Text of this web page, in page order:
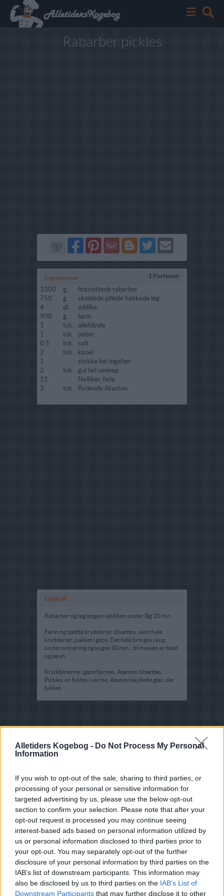
Alletiders Kogebog - Do Not Process My Personal
Information
If you wish to opt-out of the sale, sharing to third parties, or
processing of your personal or sensitive information for
targeted advertising by us, please use the below opt-out
section to confirm your selection. Please note that after your
opt-out request is processed you may continue seeing
interest-based ads based on personal information utilized by
us or personal information disclosed to third parties prior to
your opt-out. You may separately opt-out of the further
disclosure of your personal information by third parties on the
IAB’s list of downstream participants. This information may
also be disclosed by us to third parties on the IAB’s List of
Downstream Participants that may further disclose it to other
Rabarber pickles
Del
på
Facebook
Del
på
Pinterest
Send
via
GMail
Del
på
Blogger
Del
på
Twitter
Send
Ingredienser 1 Portioner
1000 g.
fintsnittede rabarber
750
g.
skoldede pillede hakkede løg
4
dl.
eddike
900
g.
farin
1
tsk.
allehånde
1
tsk.
peber
0.5
tsk.
salt
2
tsk.
kanel
1
stykke hel ingefær
2
tsk.
gul hel sennep
12
Nelliker, hele
3
tsk. flydende Atamon
Opskrift
Rabarber og løg koges i eddiken under låg 20 min.
Farin og stødte krydderier tilsættes, samt hele
krydderier, pakket i gaze. Det hele bringes i kog
under omrøring og koges 10 min., til massen er blød
og jævn.
Krydderierne i gaze fjernes. Atamon tilsættes.
Pickles´en fyldes i varme, Atamonskyllede glas, der
lukkes.